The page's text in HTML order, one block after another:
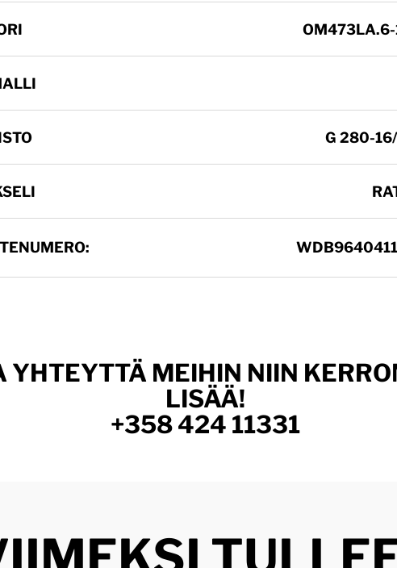
OM473LA.6-
G 280-
YHTEYTTÄ MEIHIN NIIN
LISÄÄ!
+358 424 11331